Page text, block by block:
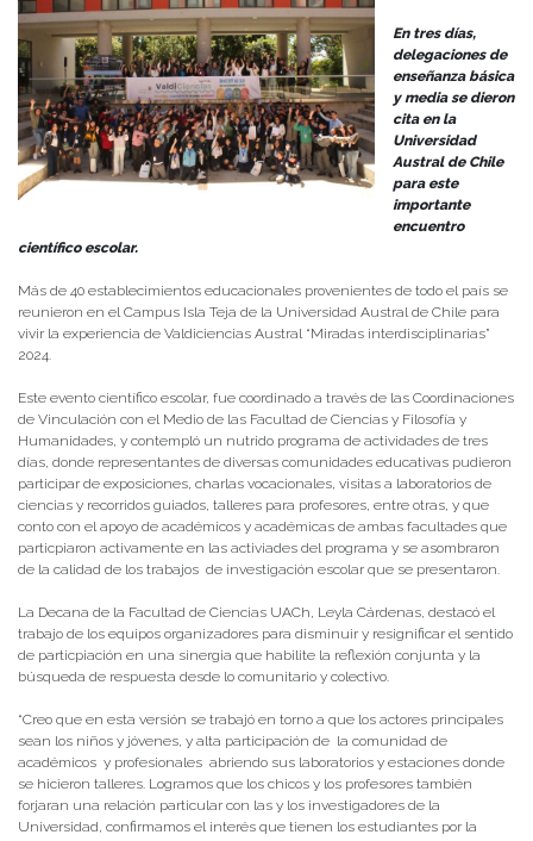
En tres días,
delegaciones de
enseñanza básica
y media se dieron
cita en la
Universidad
Austral de Chile
para este
importante
encuentro
científico escolar.
Más de 40 establecimientos educacionales provenientes de todo el país se
reunieron en el Campus Isla Teja de la Universidad Austral de Chile para
vivir la experiencia de Valdiciencias Austral “Miradas interdisciplinarias”
2024.
Este evento científico escolar, fue coordinado a través de las Coordinaciones
de Vinculación con el Medio de las Facultad de Ciencias y Filosofía y
Humanidades, y contempló un nutrido programa de actividades de tres
días, donde representantes de diversas comunidades educativas pudieron
participar de exposiciones, charlas vocacionales, visitas a laboratorios de
ciencias y recorridos guiados, talleres para profesores, entre otras, y que
conto con el apoyo de académicos y académicas de ambas facultades que
particpiaron activamente en las activiades del programa y se asombraron
de la calidad de los trabajos de investigación escolar que se presentaron.
La Decana de la Facultad de Ciencias UACh, Leyla Cárdenas, destacó el
trabajo de los equipos organizadores para disminuir y resignificar el sentido
de particpiación en una sinergia que habilite la reflexión conjunta y la
búsqueda de respuesta desde lo comunitario y colectivo.
“Creo que en esta versión se trabajó en torno a que los actores principales
sean los niños y jóvenes, y alta participación de la comunidad de
académicos y profesionales abriendo sus laboratorios y estaciones donde
se hicieron talleres. Logramos que los chicos y los profesores también
forjaran una relación particular con las y los investigadores de la
Universidad, confirmamos el interés que tienen los estudiantes por la